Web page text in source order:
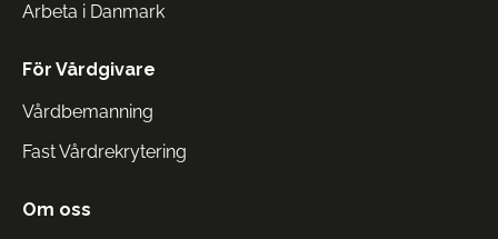
Arbeta i Danmark
För Vårdgivare
Vårdbemanning
Fast Vårdrekrytering
Om oss